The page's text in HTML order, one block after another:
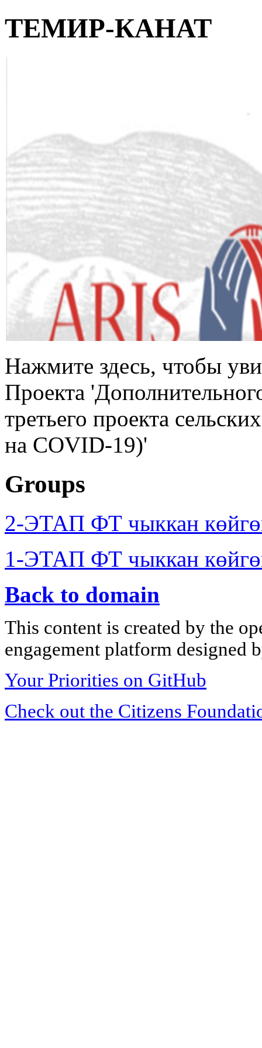
ТЕМИР-КАНАТ
Нажмите здесь, чтобы
Проекта
третьего проекта
на COVID-19)'
Groups
2-ЭТАП ФТ чыккан
1-ЭТАП ФТ чыккан
Back to domain
This content is created by the
engagement platform designed
Your Priorities on GitHub
Check out the Citizens